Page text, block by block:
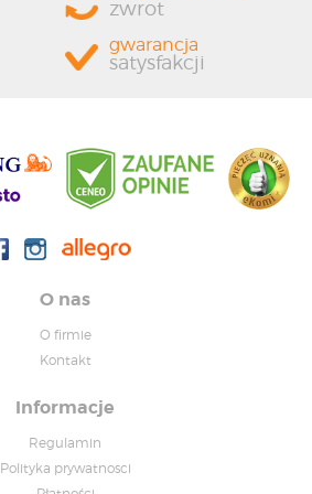
zwrot
gwarancja
satysfakcji
O nas
O firmie
Kontakt
Informacje
Regulamin
Polityka prywatnosci